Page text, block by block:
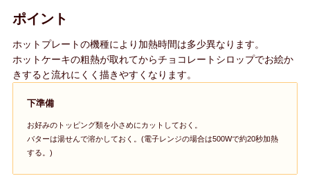
ポイント
ホットプレートの機種により加熱時間は多少異なります。
ホットケーキの粗熱が取れてからチョコレートシロップでお絵か
きすると流れにくく描きやすくなります。
下準備
お好みのトッピング類を小さめにカットしておく。
バターは湯せんで溶かしておく。(電子レンジの場合は500Wで約20秒加熱
する。)